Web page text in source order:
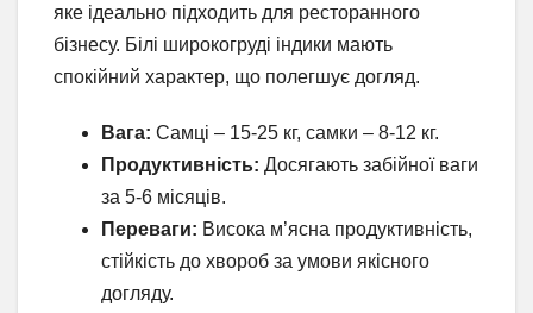
яке ідеально підходить для ресторанного
бізнесу. Білі широкогруді індики мають
спокійний характер, що полегшує догляд.
Вага: Самці – 15-25 кг, самки – 8-12 кг.
Продуктивність: Досягають забійної ваги
за 5-6 місяців.
Переваги: Висока м’ясна продуктивність,
стійкість до хвороб за умови якісного
догляду.